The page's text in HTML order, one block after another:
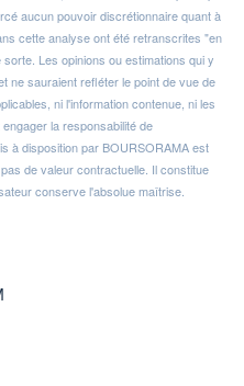
aucun pouvoir discrétionnaire quant à
cette analyse ont été retranscrites "en
Les opinions ou estimations qui y
ne sauraient refléter le point de vue de
ni l'information contenue, ni les
la responsabilité de
à disposition par BOURSORAMA est
de valeur contractuelle. Il constitue
conserve l'absolue maîtrise.